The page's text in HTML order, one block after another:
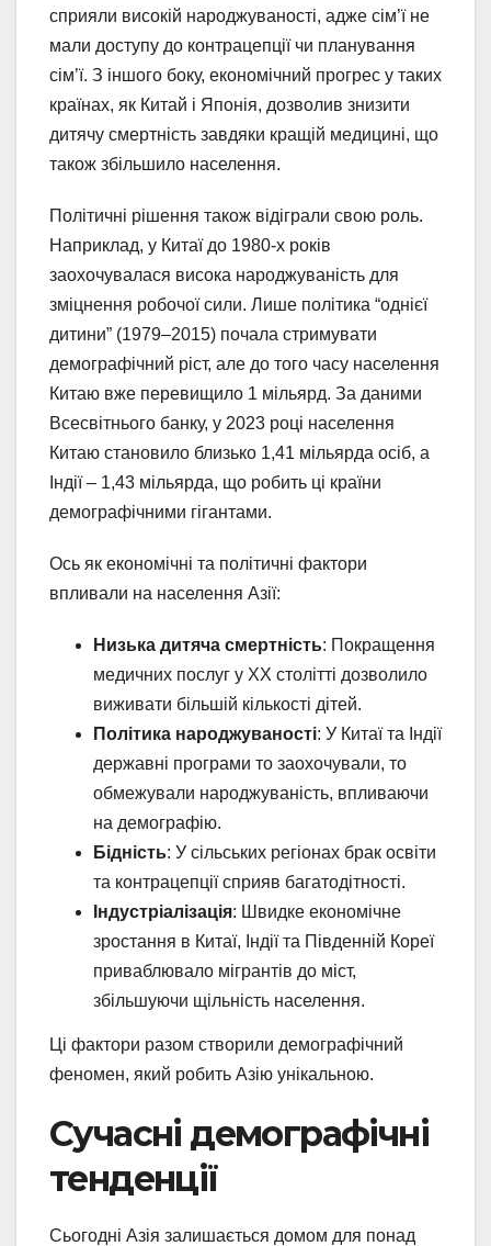
сприяли високій народжуваності, адже сім’ї не
мали доступу до контрацепції чи планування
сім’ї. З іншого боку, економічний прогрес у таких
країнах, як Китай і Японія, дозволив знизити
дитячу смертність завдяки кращій медицині, що
також збільшило населення.
Політичні рішення також відіграли свою роль.
Наприклад, у Китаї до 1980-х років
заохочувалася висока народжуваність для
зміцнення робочої сили. Лише політика “однієї
дитини” (1979–2015) почала стримувати
демографічний ріст, але до того часу населення
Китаю вже перевищило 1 мільярд. За даними
Всесвітнього банку, у 2023 році населення
Китаю становило близько 1,41 мільярда осіб, а
Індії – 1,43 мільярда, що робить ці країни
демографічними гігантами.
Ось як економічні та політичні фактори
впливали на населення Азії:
Низька дитяча смертність: Покращення
медичних послуг у XX столітті дозволило
виживати більшій кількості дітей.
Політика народжуваності: У Китаї та Індії
державні програми то заохочували, то
обмежували народжуваність, впливаючи
на демографію.
Бідність: У сільських регіонах брак освіти
та контрацепції сприяв багатодітності.
Індустріалізація: Швидке економічне
зростання в Китаї, Індії та Південній Кореї
приваблювало мігрантів до міст,
збільшуючи щільність населення.
Ці фактори разом створили демографічний
феномен, який робить Азію унікальною.
Сучасні демографічні
тенденції
Сьогодні Азія залишається домом для понад